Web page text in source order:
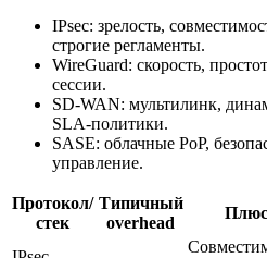
IPsec: зрелость,
строгие регламенты.
WireGuard: скорость,
сессии.
SD-WAN: мультилинк,
SLA-политики.
SASE: облачные PoP,
управление.
Протокол/
стек
Типичный
overhead